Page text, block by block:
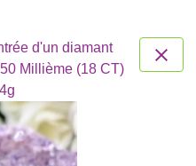
d'un diamant
Millième (18 CT)